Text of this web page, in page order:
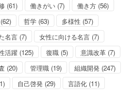
(61) 働きがい (7) 働き方 (56)
(62) 哲学 (63) 多様性 (57)
名言 (7) 女性に向ける名言 (7)
活躍 (125) 復職 (5) 意識改革 (7)
(20) 管理職 (19) 組織開発 (247)
自己啓発 (29) 言語化 (11)